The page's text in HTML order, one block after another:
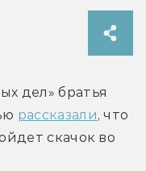
дел» братья
рассказали, что
скачок во